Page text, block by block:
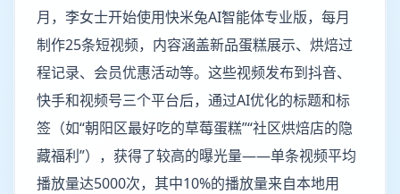
月，李女士开始使用快米兔AI智能体专业版，每月
制作25条短视频，内容涵盖新品蛋糕展示、烘焙过
程记录、会员优惠活动等。这些视频发布到抖音、
快手和视频号三个平台后，通过AI优化的标题和标
签（如“朝阳区最好吃的草莓蛋糕”“社区烘焙店的隐
藏福利”），获得了较高的曝光量——单条视频平均
播放量达5000次，其中10%的播放量来自本地用